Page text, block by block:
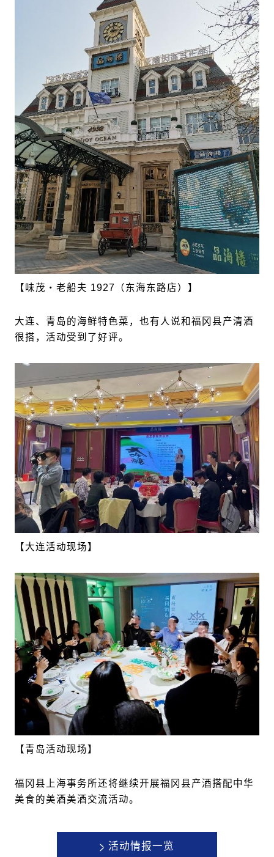
【味茂・老船夫 1927（东海东路店）】
大连、青岛的海鲜特色菜，也有人说和福冈县产清酒
很搭，活动受到了好评。
【大连活动现场】
【青岛活动现场】
福冈县上海事务所还将继续开展福冈县产酒搭配中华
美食的美酒美酒交流活动。
> 活动情报一览